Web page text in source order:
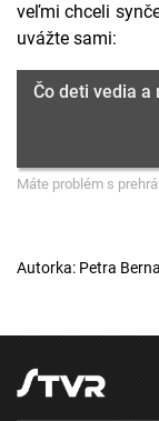
veľmi chceli
uvážte sami:
Čo deti vedia a
Máte problém s
Autorka: Petra